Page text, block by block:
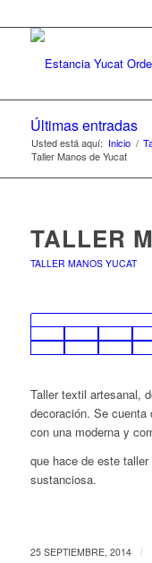
Últimas entradas
Usted está aquí: Inicio /
Taller Manos de Yucat
TALLER
TALLER MANOS YUCAT
Taller textil artesanal,
decoración. Se
con una moderna y
que hace de este
sustanciosa.
25 SEPTIEMBRE, 2014 /